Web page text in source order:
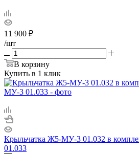
11 900 ₽
/шт
В корзину
Купить в 1 клик
Крыльчатка Ж5-МУ-3 01.032 в
01.033